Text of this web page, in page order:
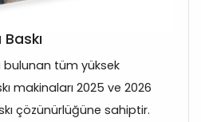
tüm yüksek
makinaları 2025 ve 2026
çözünürlüğüne sahiptir.